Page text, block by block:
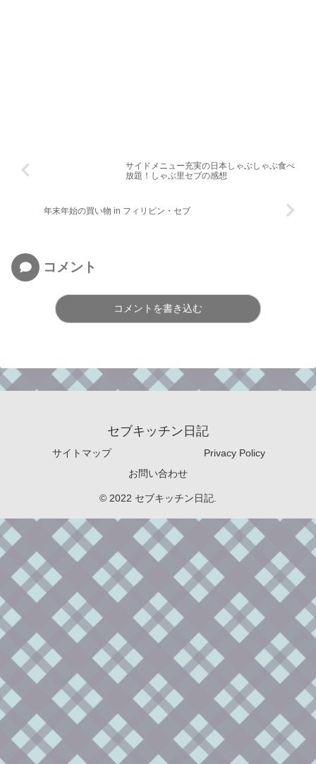
サイドメニュー充実の日本しゃぶしゃぶ食べ
放題！しゃぶ里セブの感想
年末年始の買い物 in フィリピン・セブ
コメント
コメントを書き込む
セブキッチン日記
サイトマップ
Privacy Policy
お問い合わせ
© 2022 セブキッチン日記.